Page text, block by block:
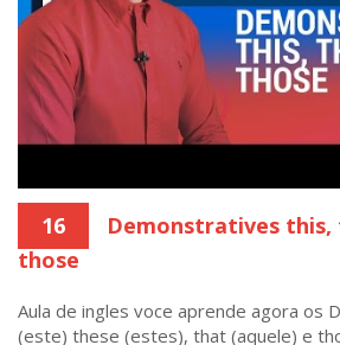
16
Demonstratives
those
Aula de ingles voce aprende agora os
(este) these (estes), that (aquele) e